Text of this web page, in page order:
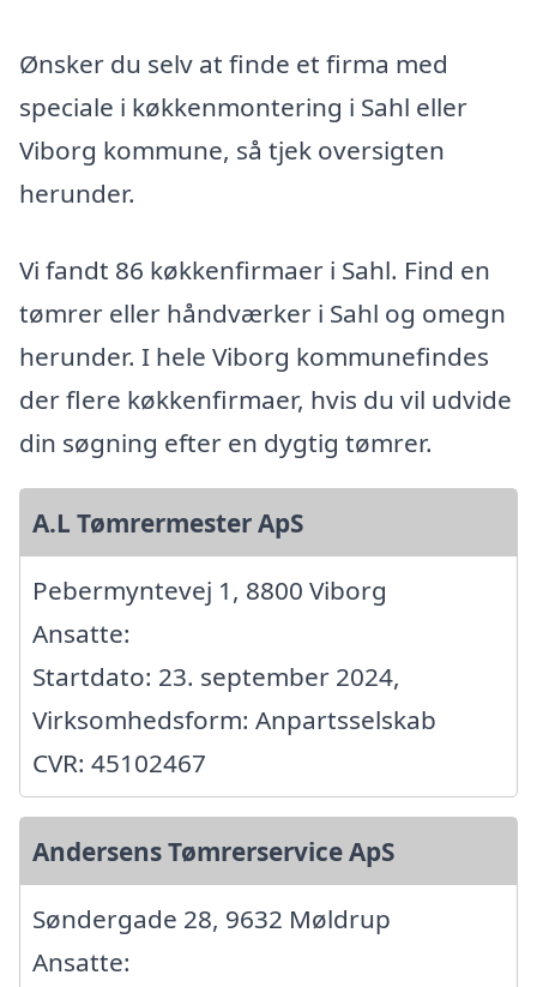
Ønsker du selv at finde et firma med
speciale i køkkenmontering i Sahl eller
Viborg kommune, så tjek oversigten
herunder.
Vi fandt 86 køkkenfirmaer i Sahl. Find en
tømrer eller håndværker i Sahl og omegn
herunder. I hele Viborg kommunefindes
der flere køkkenfirmaer, hvis du vil udvide
din søgning efter en dygtig tømrer.
A.L Tømrermester ApS
Pebermyntevej 1, 8800 Viborg
Ansatte:
Startdato: 23. september 2024,
Virksomhedsform: Anpartsselskab
CVR: 45102467
Andersens Tømrerservice ApS
Søndergade 28, 9632 Møldrup
Ansatte: